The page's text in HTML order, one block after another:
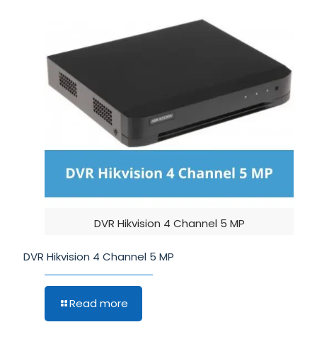
DVR Hikvision 4 Channel 5 MP
DVR Hikvision 4 Channel 5 MP
Read more